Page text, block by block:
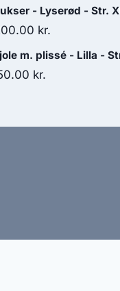
price
is:
- Lyserød - Str.
kr.
price
m. plissé - Lilla -
kr.